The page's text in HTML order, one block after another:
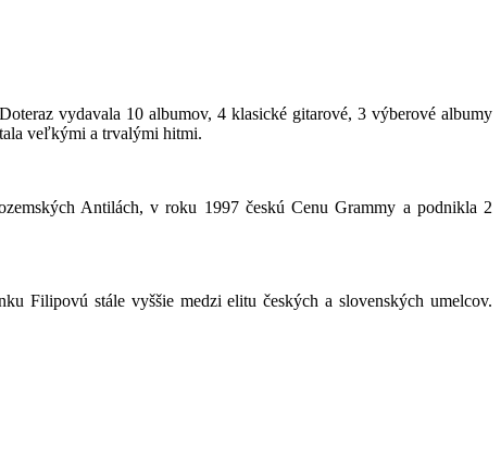
vydavala 10 albumov, 4 klasické gitarové, 3 výberové albumy
veľkými a trvalými hitmi.
Antilách, v roku 1997 českú Cenu Grammy a podnikla 2
Filipovú stále vyššie medzi elitu českých a slovenských umelcov.